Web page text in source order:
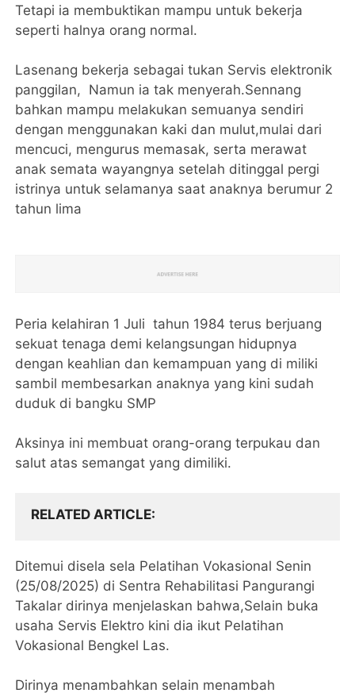
Tetapi ia membuktikan mampu untuk bekerja
seperti halnya orang normal.
Lasenang bekerja sebagai tukan Servis elektronik
panggilan, Namun ia tak menyerah.Sennang
bahkan mampu melakukan semuanya sendiri
dengan menggunakan kaki dan mulut,mulai dari
mencuci, mengurus memasak, serta merawat
anak semata wayangnya setelah ditinggal pergi
istrinya untuk selamanya saat anaknya berumur 2
tahun lima
Peria kelahiran 1 Juli tahun 1984 terus berjuang
sekuat tenaga demi kelangsungan hidupnya
dengan keahlian dan kemampuan yang di miliki
sambil membesarkan anaknya yang kini sudah
duduk di bangku SMP
Aksinya ini membuat orang-orang terpukau dan
salut atas semangat yang dimiliki.
RELATED ARTICLE
Ditemui disela sela Pelatihan Vokasional Senin
(25/08/2025) di Sentra Rehabilitasi Pangurangi
Takalar dirinya menjelaskan bahwa,Selain buka
usaha Servis Elektro kini dia ikut Pelatihan
Vokasional Bengkel Las.
Dirinya menambahkan selain menambah